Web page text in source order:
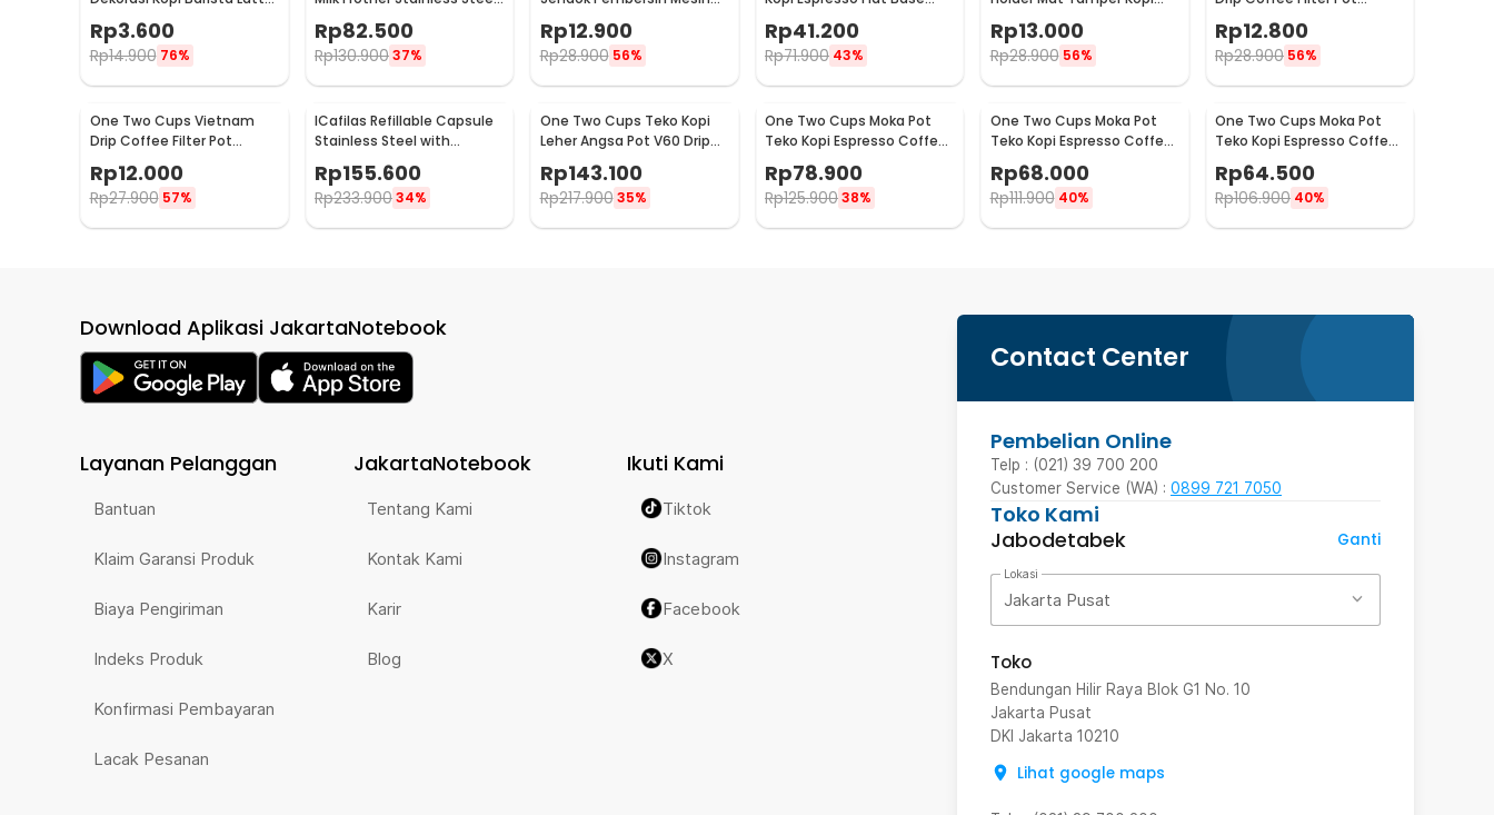
Art Needle 13cm - F3F27
Rp3.600
Rp14.900 76%
400ml - WZ0011
Rp82.500
Rp130.90037%
Kopi Espresso 2in1 - 8809
Rp12.900
Rp28.900 56%
Stainless Steel 51mm -
SS51
Rp41.200
Rp71.900 43%
Espresso Barista - 0310
Rp13.000
Rp28.900 56%
Saringan Kopi 124ml 7Q -
LC1
Rp12.800
Rp28.900 56%
One Two Cups Vietnam
Drip Coffee Filter Pot
Saringan Kopi 114ml 6Q -
LC1
Rp12.000
Rp27.900 57%
ICafilas Refillable Capsule
Stainless Steel with
Tamper for Nespresso -
F456
Rp155.600
Rp233.90034%
One Two Cups Teko Kopi
Leher Angsa Pot V60 Drip
Kettle 960ml - RF-15
Rp143.100
Rp217.900 35%
One Two Cups Moka Pot
Teko Kopi Espresso Coffee
Maker Stovetop 6 Cup
300ml - Z21
Rp78.900
Rp125.90038%
One Two Cups Moka Pot
Teko Kopi Espresso Coffee
Maker Stovetop 4 Cup
200ml - Z21
Rp68.000
Rp111.900 40%
One Two Cups Moka Pot
Teko Kopi Espresso Coffee
Maker Stovetop 2 Cup
100ml - Z21
Rp64.500
Rp106.900 40%
Contact Center
Pembelian Online
Telp : (021) 39 700 200
Customer Service (WA) : 0899 721 7050
Toko Kami
Jabodetabek
Ganti
Lokasi
Jakarta Pusat
Toko
Bendungan Hilir Raya Blok G1 No. 10
Jakarta Pusat
DKI Jakarta 10210
Lihat google maps
Download Aplikasi JakartaNotebook
Layanan Pelanggan
Bantuan
Klaim Garansi Produk
Biaya Pengiriman
Indeks Produk
Konfirmasi Pembayaran
Lacak Pesanan
JakartaNotebook
Tentang Kami
Kontak Kami
Karir
Blog
Ikuti Kami
Tiktok
Instagram
Facebook
X